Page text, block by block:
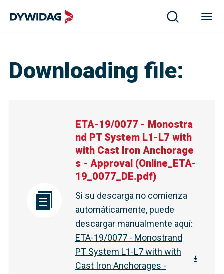
Downloading file:
ETA-19/0077 - Monostra
nd PT System L1-L7 with
with Cast Iron Anchorage
s - Approval (Online_ETA-
19_0077_DE.pdf)
Si su descarga no comienza
automáticamente, puede
descargar manualmente aquí:
ETA-19/0077 - Monostrand
PT System L1-L7 with with
Cast Iron Anchorages -